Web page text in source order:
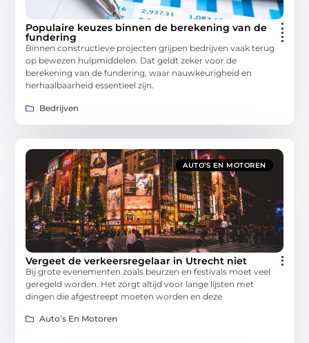
Populaire keuzes binnen de berekening van de
fundering
Binnen constructieve projecten grijpen bedrijven vaak terug
op bewezen hulpmiddelen. Dat geldt zeker voor de
berekening van de fundering, waar nauwkeurigheid en
herhaalbaarheid essentieel zijn.
Bedrijven
AUTO’S EN MOTOREN
Vergeet de verkeersregelaar in Utrecht niet
Bij grote evenementen zoals beurzen en festivals moet veel
geregeld worden. Het zorgt altijd voor lange lijsten met
dingen die afgestreept moeten worden en deze
Auto’s En Motoren